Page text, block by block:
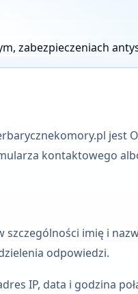
zabezpieczeniach
jest
kontaktowego
imię i
odpowiedzi.
IP, data i godzina